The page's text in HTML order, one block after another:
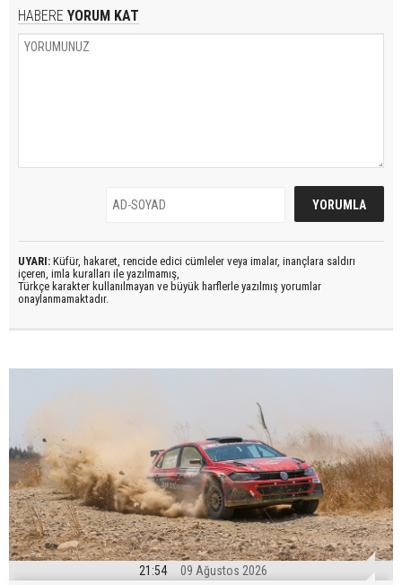
HABERE YORUM KAT
UYARI: Küfür, hakaret, rencide edici cümleler veya imalar, inançlara saldırı
içeren, imla kuralları ile yazılmamış,
Türkçe karakter kullanılmayan ve büyük harflerle yazılmış yorumlar
onaylanmamaktadır.
21:54 09 Ağustos 2026